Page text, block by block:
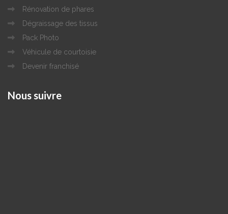
Rénovation de phares
Dégraissage des tissus
Pack Photo
Véhicule de courtoisie
Devenir franchisé
Nous suivre